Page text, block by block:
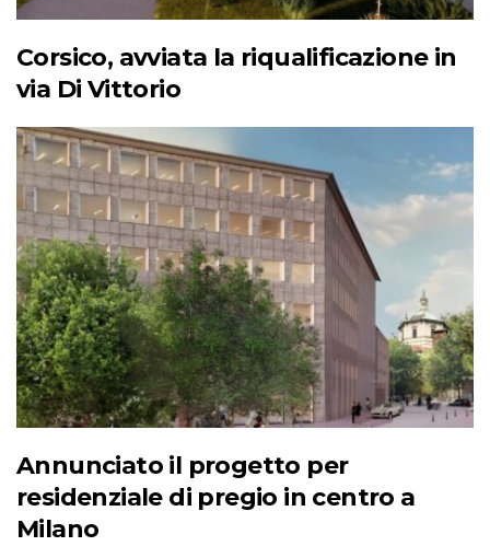
Corsico, avviata la riqualificazione in
via Di Vittorio
Annunciato il progetto per
residenziale di pregio in centro a
Milano